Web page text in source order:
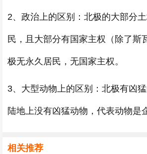
2、政治上的区别：北极的大部分
民，且大部分有国家主权（除了斯
极无永久居民，无国家主权。
3、大型动物上的区别：北极有凶
陆地上没有凶猛动物，代表动物是
相关推荐